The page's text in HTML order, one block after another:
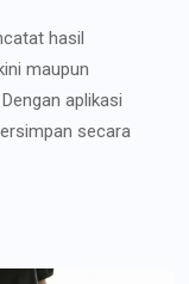
hasil
maupun
aplikasi
secara